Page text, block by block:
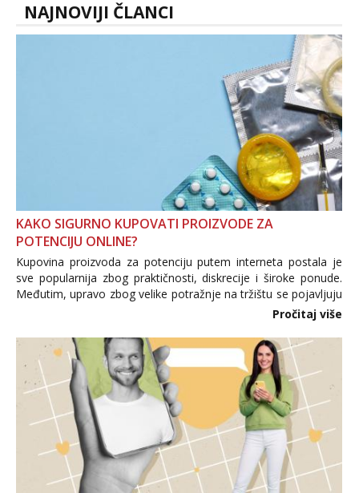
NAJNOVIJI ČLANCI
KAKO SIGURNO KUPOVATI PROIZVODE ZA
POTENCIJU ONLINE?
Kupovina proizvoda za potenciju putem interneta postala je
sve popularnija zbog praktičnosti, diskrecije i široke ponude.
Međutim, upravo zbog velike potražnje na tržištu se pojavljuju
i brojni krivotvoreni proizvodi, nepouzdane internetske
Pročitaj više